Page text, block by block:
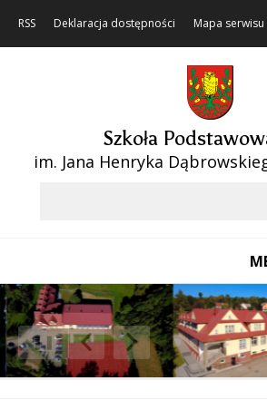
RSS Deklaracja dostępności Mapa serwisu
Szkoła
im. Jana Henryka
Poprzedni Element
Następny Element
❚❚